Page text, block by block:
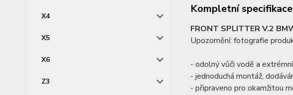
X4
X5
X6
Z3
Kompletní specifikace
FRONT SPLITTER V.2
Upozornění: fotografie
- odolný vůči vodě a
- jednoduchá montáž,
- připraveno pro okamžitou